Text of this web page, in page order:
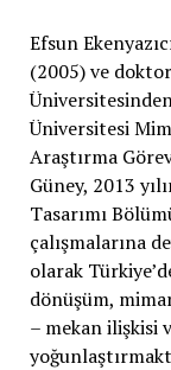
Efsun
(2005) ve
Üniversitesi
Araştırma
Güney, 2013
Tasarımı
çalışmalarına
olarak
dönüşüm,
– mekan ilişkisi